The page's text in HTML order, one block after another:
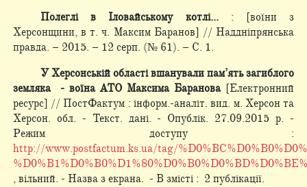
Полеглі в Іловайському котлі...: [воїни з
Херсонщини, в т. ч. Максим Баранов] // Наддніпрянська
правда. – 2015. – 12 серп. (№ 61). – С. 1.
У Херсонській області вшанували пам’ять загиблого
земляка - воїна АТО Максима Баранова[Електронний
ресурс] // ПостФактум : інформ.-аналіт. вид. м. Херсон та
Херсон. обл. - Текст. дані. - Опублік. 27.09.2015 р. -
Режим доступу :
http://www.postfactum.ks.ua/tag/
, вільний. - Назва з екрана. - В змісті : 2 публікації.